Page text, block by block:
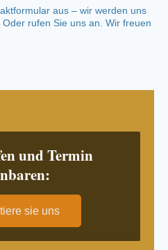
aus – wir werden uns
rufen Sie uns an. Wir freuen
und Termin
sie uns